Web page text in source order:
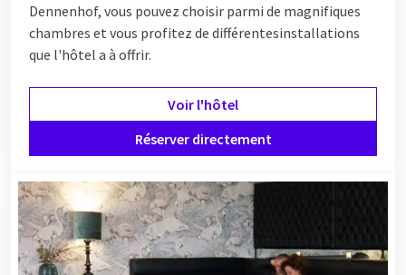
Dennenhof, vous pouvez choisir parmi de magnifiques
chambres et vous profitez de différentesinstallations
que l'hôtel a à offrir.
Voir l'hôtel
Réserver directement